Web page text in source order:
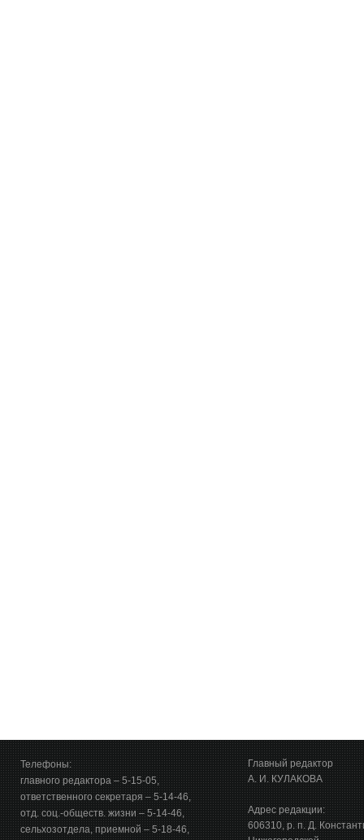
Телефоны:
главного редактора – 5-15-05,
ответственного секретаря – 5-14-46,
отд. соц.-обществ. жизни – 5-14-46,
сельхозотдела, приемной – 5-18-46,
Главный редактор
А. И. КУЛАКОВА
Адрес редакции:
606310, р. п. Д.